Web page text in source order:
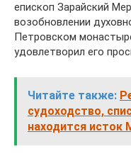
епископ Зарайский
возобновлении
Петровском
удовлетворил его
Читайте также:
судоходство,
находится исток